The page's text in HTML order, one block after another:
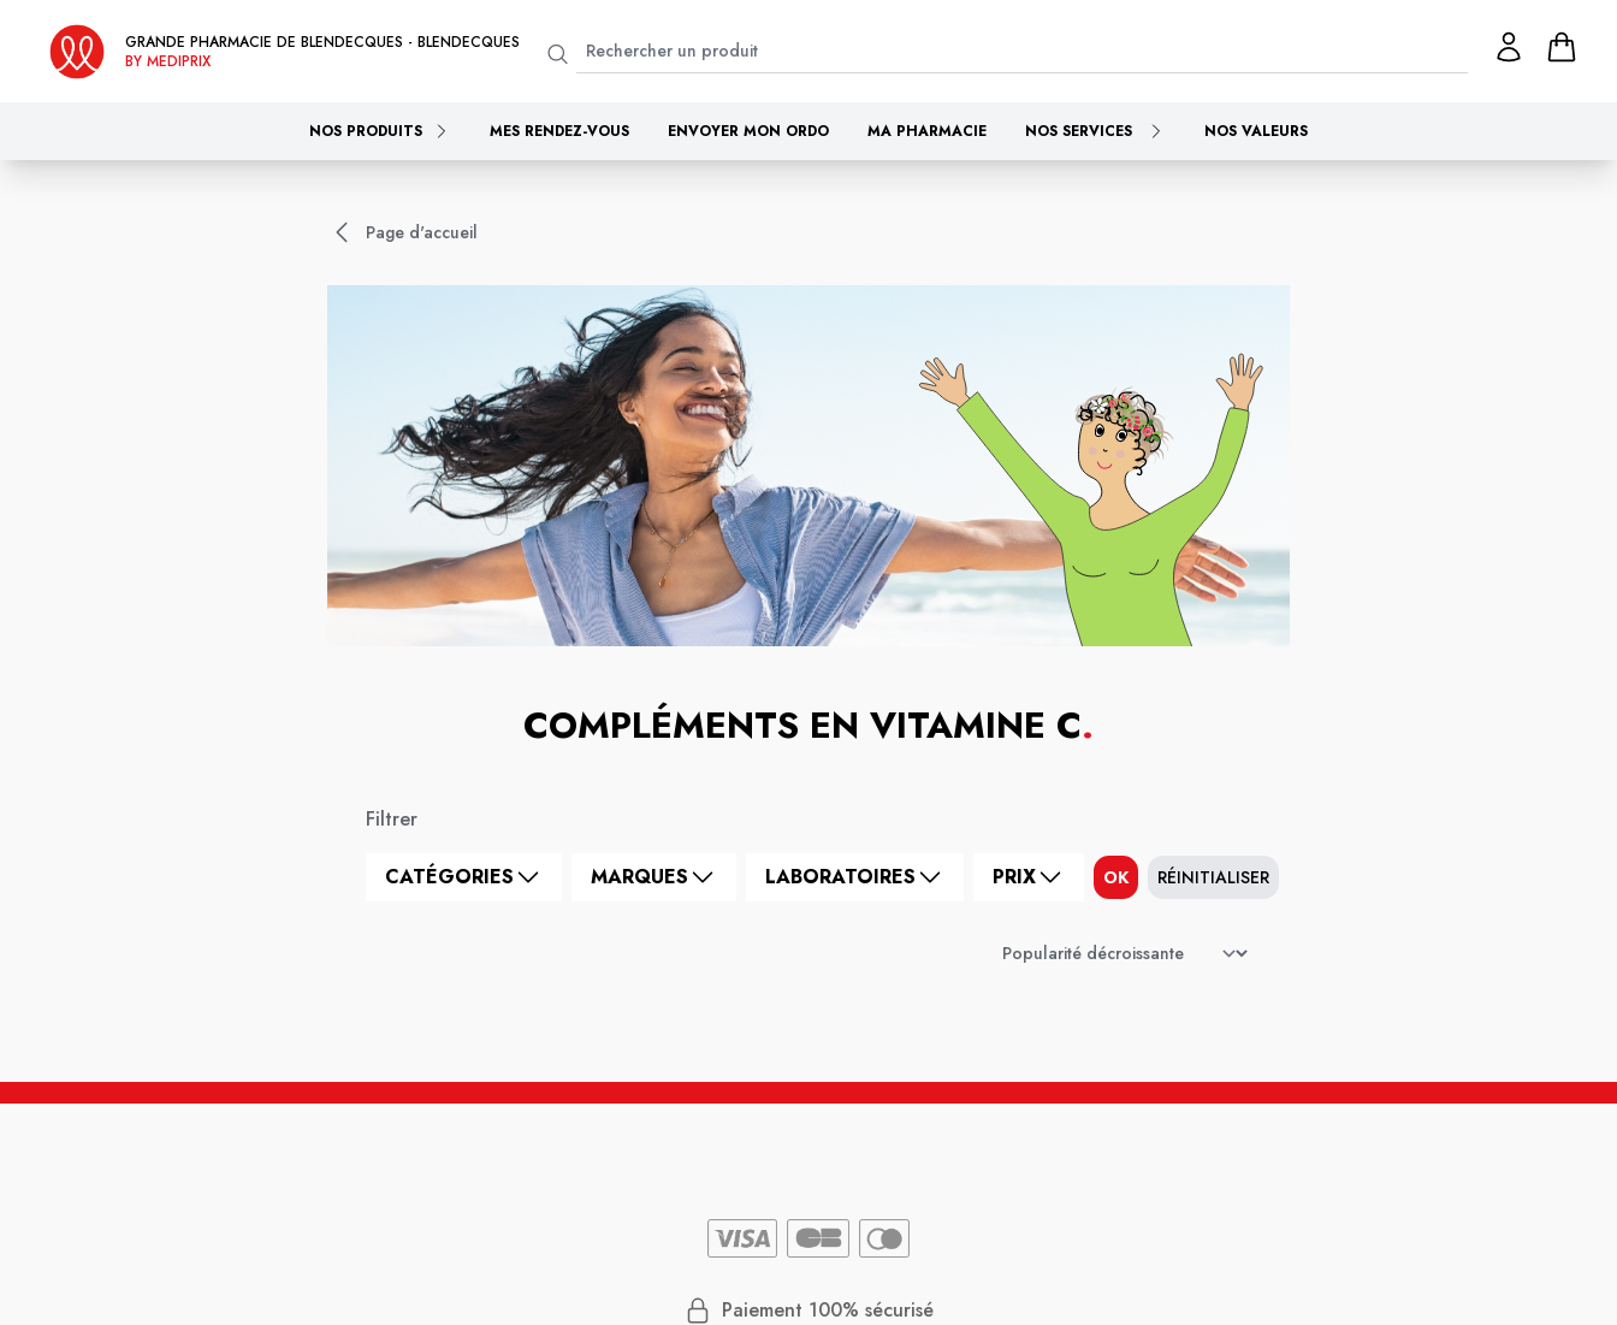
GRANDE PHARMACIE DE BLENDECQUES - BLENDECQUES
BY MEDIPRIX
NOS PRODUITS MES RENDEZ-VOUS ENVOYER MON ORDO MA PHARMACIE NOS SERVICES NOS VALEURS
Page d'accueil
COMPLÉMENTS EN VITAMINE C.
Filtrer
CATÉGORIES MARQUES LABORATOIRES PRIX OK RÉINITIALISER
Paiement 100% sécurisé